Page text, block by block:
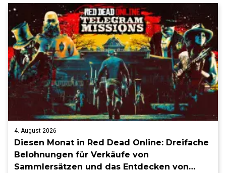
4. August 2026
Diesen Monat in Red Dead Online: Dreifache
Belohnungen für Verkäufe von
Sammlersätzen und das Entdecken von